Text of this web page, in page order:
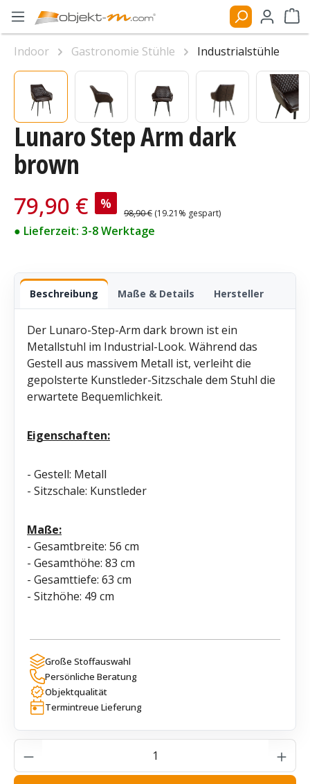
Zum Hauptinhalt springen
Lunaro Step Arm dark
brown
Verkaufspreis:
79,90 € %
Regulärer Preis:
98,90 € (19.21% gespart)
● Lieferzeit: 3-8 Werktage
Beschreibung Maße & Details Hersteller
Der Lunaro-Step-Arm dark brown ist ein
Metallstuhl im Industrial-Look. Während das
Gestell aus massivem Metall ist, verleiht die
gepolsterte Kunstleder-Sitzschale dem Stuhl die
erwartete Bequemlichkeit.
Eigenschaften:
- Gestell: Metall
- Sitzschale: Kunstleder
Maße:
- Gesamtbreite: 56 cm
- Gesamthöhe: 83 cm
- Gesamttiefe: 63 cm
- Sitzhöhe: 49 cm
Große Stoffauswahl
Persönliche Beratung
Objektqualität
Termintreue Lieferung
Produkt Anzahl: Gib den gewünschten
Indoor Gastronomie Stühle
Industrialstühle
Bildergalerie überspringen